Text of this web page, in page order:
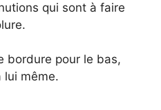
qui sont à faire
bordure pour le bas,
lui même.